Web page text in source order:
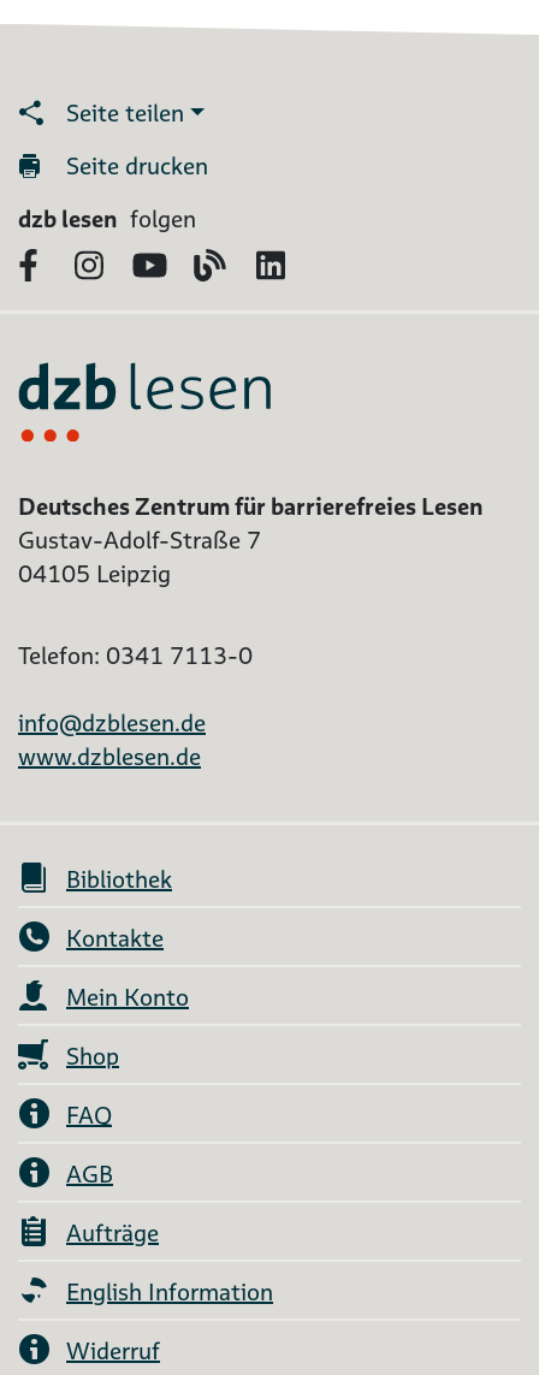
Seite teilen
Seite drucken
dzb lesen folgen
FacebookInstagram
YouTubeBlog
Deutsches Zentrum für barrierefreies Lesen
Gustav-Adolf-Straße 7
04105 Leipzig
Telefon: 0341 7113-0
info@dzblesen.de
www.dzblesen.de
Bibliothek
Kontakte
Mein Konto
Shop
FAQ
AGB
Aufträge
English Information
Widerruf